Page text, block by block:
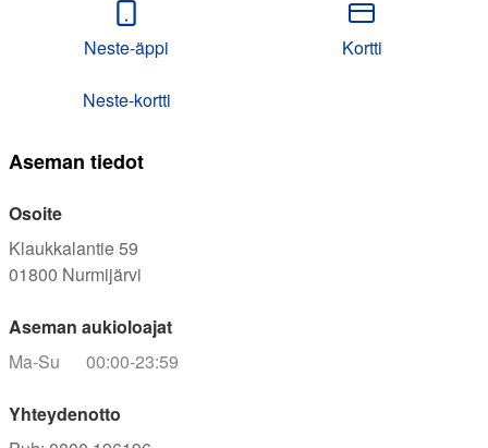
Neste-äppi Kortti
Neste-kortti
Aseman tiedot
Osoite
Klaukkalantie 59
01800 Nurmijärvi
Aseman aukioloajat
Ma-Su
00:00-23:59
Yhteydenotto